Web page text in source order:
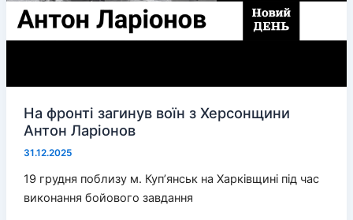
На фронті загинув воїн з Херсонщини
Антон Ларіонов
31.12.2025
19 грудня поблизу м. Куп’янськ на Харківщині під час
виконання бойового завдання